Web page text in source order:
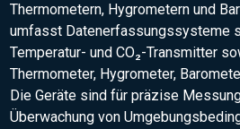
Thermometern, Hygrometern und
umfasst Datenerfassungssysteme
Temperatur- und CO₂-Transmitter
Thermometer, Hygrometer,
Die Geräte sind für präzise
Überwachung von